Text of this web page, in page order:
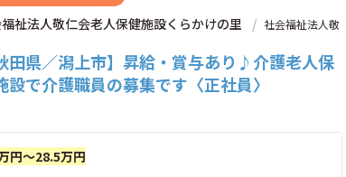
祉法人敬仁会老人保健施設くらかけの里
社会福祉法人敬
田県／潟上市】昇給・賞与あり♪介護老人保
設で介護職員の募集です〈正社員〉
円～28.5万円